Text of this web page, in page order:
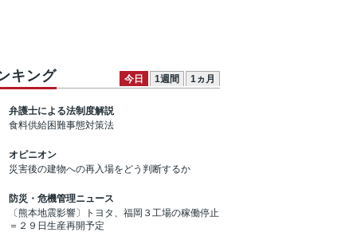
キング 今日 1週間 1ヵ月
弁護士による法制度解説
食料供給困難事態対策法
オピニオン
災害後の建物への再入場をどう判断するか
防災・危機管理ニュース
〔熊本地震影響〕トヨタ、福岡３工場の稼働停止
＝２９日生産再開予定